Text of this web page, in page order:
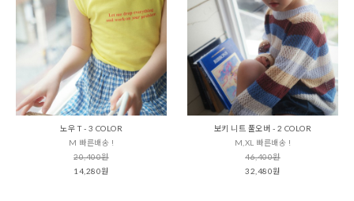
노우 T - 3 COLOR
M 빠른배송 !
20,400원
14,280원
보키 니트 풀오버 - 2 COLOR
M,XL 빠른배송 !
46,400원
32,480원